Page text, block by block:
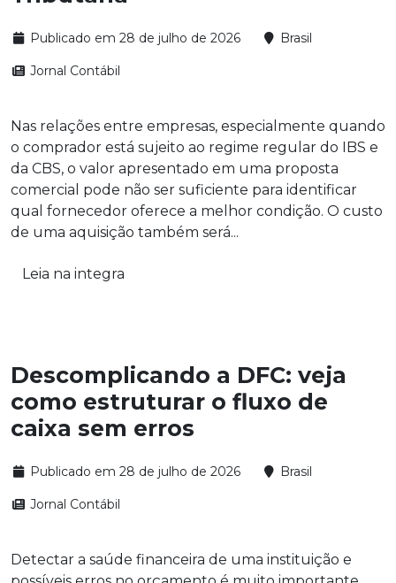
Publicado em 28 de julho de 2026 Brasil
Jornal Contábil
Nas relações entre empresas, especialmente quando
o comprador está sujeito ao regime regular do IBS e
da CBS, o valor apresentado em uma proposta
comercial pode não ser suficiente para identificar
qual fornecedor oferece a melhor condição. O custo
de uma aquisição também será...
Leia na integra
Descomplicando a DFC: veja
como estruturar o fluxo de
caixa sem erros
Publicado em 28 de julho de 2026 Brasil
Jornal Contábil
Detectar a saúde financeira de uma instituição e